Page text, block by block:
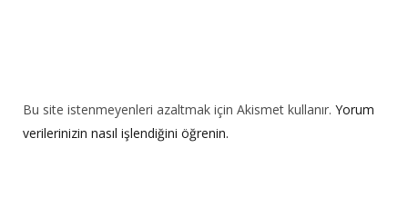
Bu site istenmeyenleri azaltmak için Akismet kullanır. Yorum
verilerinizin nasıl işlendiğini öğrenin.